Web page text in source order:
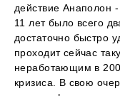
действие Анаполон
11 лет было всего
достаточно быстро
проходит сейчас
неработающим в
кризиса. В свою